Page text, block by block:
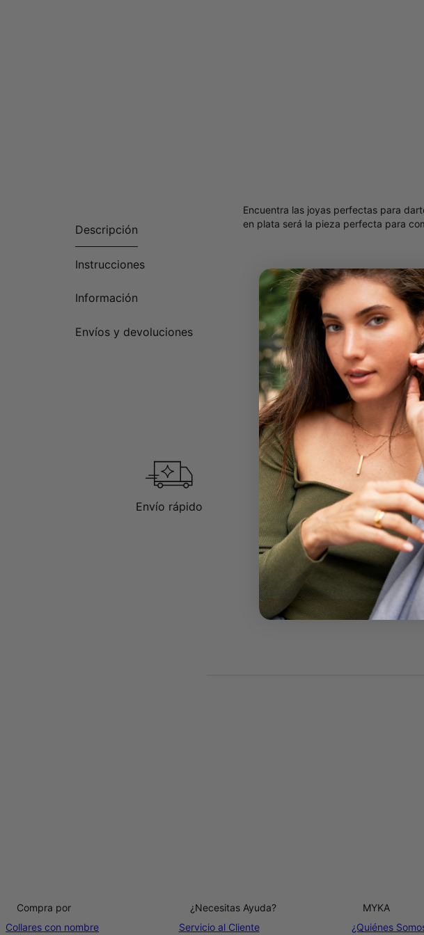
Descripción
Instrucciones
Información
Envíos y devoluciones
Encuentra las joyas perfectas para
en plata será la pieza perfecta para
Envío rápido Devoluciones en 100
Compra por
Collares con nombre
¿Necesitas Ayuda?
Servicio al Cliente
MYKA
¿Quiénes